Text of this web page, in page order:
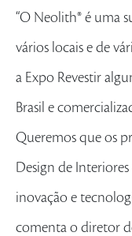
“O Neolith® é uma
vários locais e de
a Expo Revestir
Brasil e
Queremos que os
Design de
inovação e
comenta o diretor